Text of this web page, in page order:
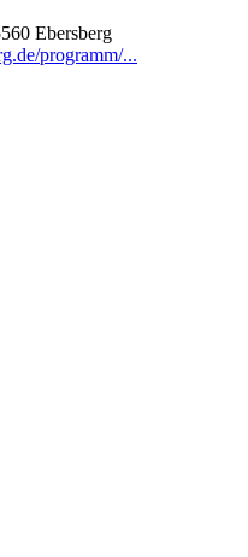
Ebersberg
programm/...